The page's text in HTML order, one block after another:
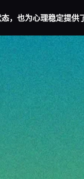
，也为心理稳定提供